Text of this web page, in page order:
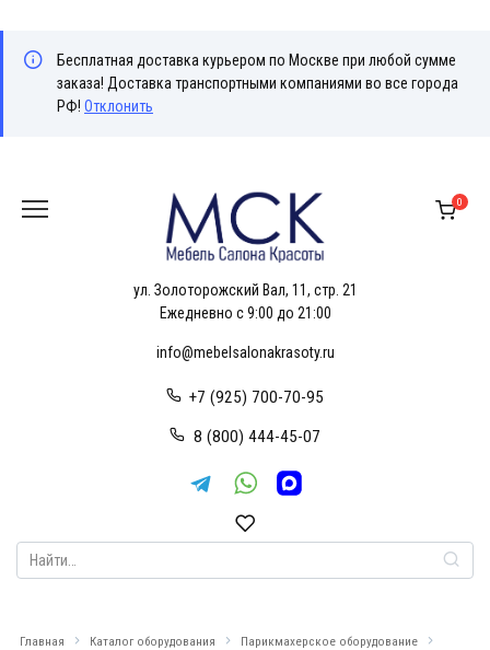
Бесплатная доставка курьером по Москве при любой сумме
заказа! Доставка транспортными компаниями во все города
РФ! Отклонить
содержанию
ул. Золоторожский Вал, 11, стр. 21
Ежедневно с 9:00 до 21:00
info@mebelsalonakrasoty.ru
+7 (925) 700-70-95
8 (800) 444-45-07
0
Search
for:
Главная Каталог оборудования
Парикмахерское оборудование